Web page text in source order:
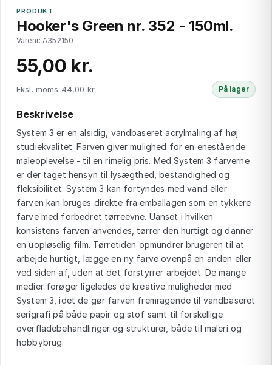
PRODUKT
Hooker's Green nr. 352 - 150ml.
Varenr: A352150
55,00 kr.
Eksl. moms 44,00 kr. På lager
Beskrivelse
System 3 er en alsidig, vandbaseret acrylmaling af høj
studiekvalitet. Farven giver mulighed for en enestående
maleoplevelse - til en rimelig pris. Med System 3 farverne
er der taget hensyn til lysægthed, bestandighed og
fleksibilitet. System 3 kan fortyndes med vand eller
farven kan bruges direkte fra emballagen som en tykkere
farve med forbedret tørreevne. Uanset i hvilken
konsistens farven anvendes, tørrer den hurtigt og danner
en uopløselig film. Tørretiden opmundrer brugeren til at
arbejde hurtigt, lægge en ny farve ovenpå en anden eller
ved siden af, uden at det forstyrrer arbejdet. De mange
medier forøger ligeledes de kreative muligheder med
System 3, idet de gør farven fremragende til vandbaseret
serigrafi på både papir og stof samt til forskellige
overfladebehandlinger og strukturer, både til maleri og
hobbybrug.